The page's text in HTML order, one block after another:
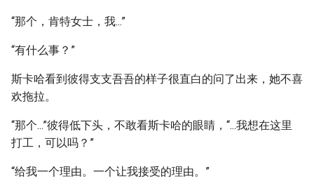
“那个，肯特女士，我...”
“有什么事？”
斯卡哈看到彼得支支吾吾的样子很直白的问了出来，她不喜
欢拖拉。
“那个...”彼得低下头，不敢看斯卡哈的眼睛，“...我想在这里
打工，可以吗？”
“给我一个理由。一个让我接受的理由。”